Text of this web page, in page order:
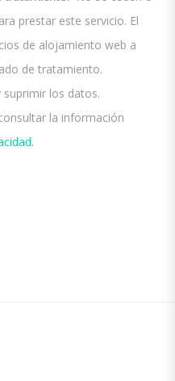
prestar este servicio. El
de alojamiento web a
de tratamiento.
los datos.
la información
.